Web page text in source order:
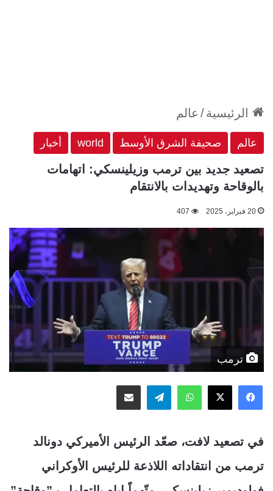
الرئيسية/ عالم
عالم صحيفة الشرق الأوسط world أخبار
تصعيد جديد بين ترمب وزيلينسكي: اتهامات
بالوقاحة وتهديدات بالانتقام
20 فبراير، 2025 407
ترمب
فيسبوك
‫X واتسابتيلقراممشاركة عبر البريد
في تصعيد لافت، صعّد الرئيس الأميركي دونالد
ترمب من انتقاداته اللاذعة للرئيس الأوكراني